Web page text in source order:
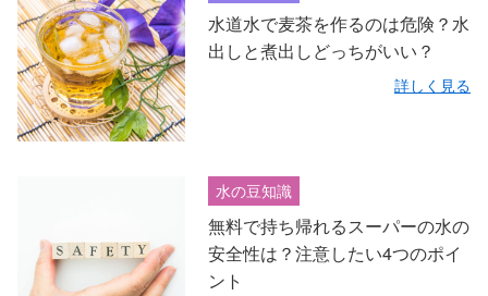
水道水で麦茶を作るのは危険？水
出しと煮出しどっちがいい？
詳しく見る
水の豆知識
無料で持ち帰れるスーパーの水の
安全性は？注意したい4つのポイ
ント